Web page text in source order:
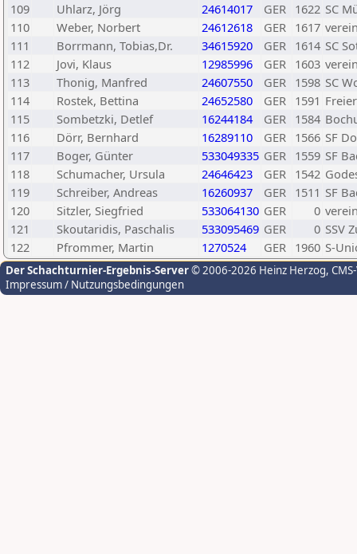
109
Uhlarz, Jörg 24614017 GER 1622 SC
110
Weber, Norbert 24612618 GER 1617
111
Borrmann, Tobias,Dr. 34615920 GER 1614 SC
112
Jovi, Klaus 12985996 GER 1603
113
Thonig, Manfred 24607550 GER 1598 SC
114
Rostek, Bettina 24652580 GER 1591
115
Sombetzki, Detlef 16244184 GER 1584
116
Dörr, Bernhard 16289110 GER 1566 SF
117
Boger, Günter 533049335 GER 1559 SF
118
Schumacher, Ursula 24646423 GER 1542
119
Schreiber, Andreas 16260937 GER 1511 SF
120
Sitzler, Siegfried 533064130 GER 0
121
Skoutaridis, Paschalis 533095469 GER 0 SSV
122
Pfrommer, Martin 1270524 GER 1960 S-
Der Schachturnier-Ergebnis-Server© 2006-2026 Heinz Herzog,
Impressum / Nutzungsbedingungen